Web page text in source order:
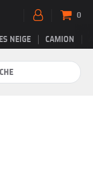
NEIGE CAMION
0